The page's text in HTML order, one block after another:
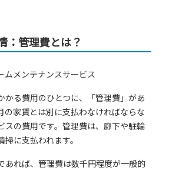
：管理費とは？
かる費用のひとつに、「管理費」があ
の家賃とは別に支払わなければならな
スの費用です。管理費は、廊下や駐輪
に支払われます。
あれば、管理費は数千円程度が一般的